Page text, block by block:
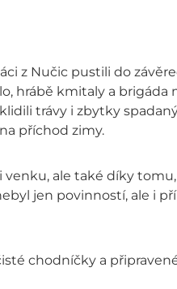
z Nučic pustili do
hrábě kmitaly a
trávy i zbytky
příchod zimy.
venku, ale také díky
jen povinností, ale i
chodníčky a